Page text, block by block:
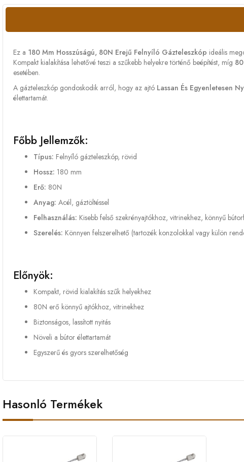
Ez a 180 Mm Hosszúságú, 80N Erejű Felnyíló Gázteleszkóp ideális
Kompakt kialakítása lehetővé teszi a szűkebb helyekre történő beépítést, míg
esetében.
A gázteleszkóp gondoskodik arról, hogy az ajtó Lassan És Egyenletesen
élettartamát.
Főbb Jellemzők:
Típus: Felnyíló gázteleszkóp, rövid
Hossz: 180 mm
Erő: 80N
Anyag: Acél, gáztöltéssel
Felhasználás: Kisebb felső szekrényajtókhoz, vitrinekhez, könnyű
Szerelés: Könnyen felszerelhető (tartozék konzolokkal vagy külön
Előnyök:
Kompakt, rövid kialakítás szűk helyekhez
80N erő könnyű ajtókhoz, vitrinekhez
Biztonságos, lassított nyitás
Növeli a bútor élettartamát
Egyszerű és gyors szerelhetőség
Hasonló Termékek